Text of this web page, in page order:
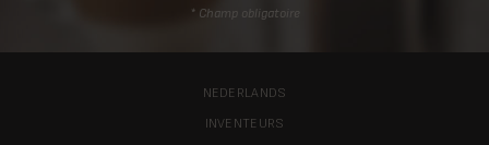
* Champ obligatoire
NEDERLANDS
INVENTEURS